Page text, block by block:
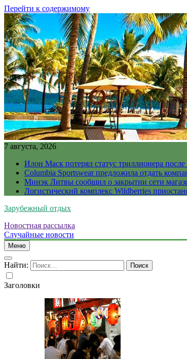
Перейти к содержимому
7 августа, 2026
Илон Маск потерял статус триллионера
Columbia Sportswear предложила отдать
Минэк Литвы сообщил о закрытии сети
Логистический комплекс Wildberries
Зарубежный отдых
Новостная рассылка
Случайные новости
Меню
Найти:
Заголовки